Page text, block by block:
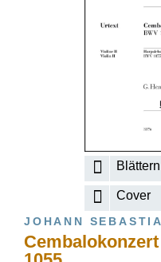
Blättern
Cover
JOHANN